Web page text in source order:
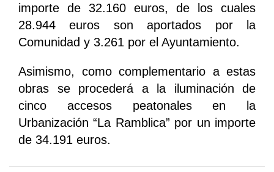
importe de 32.160 euros, de los cuales
28.944 euros son aportados por la
Comunidad y 3.261 por el Ayuntamiento.
Asimismo, como complementario a estas
obras se procederá a la iluminación de
cinco accesos peatonales en la
Urbanización “La Ramblica” por un importe
de 34.191 euros.